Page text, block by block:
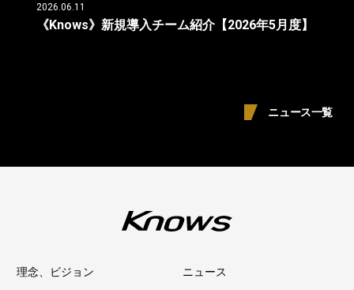
2026.06.11
《Knows》新規導入チーム紹介【2026年5月度】
ニュース一覧
理念、ビジョン ニュース